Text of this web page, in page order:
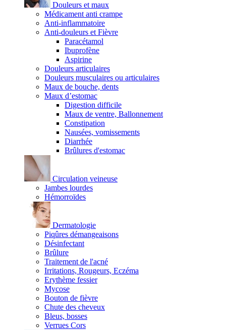
Douleurs et maux
Médicament anti crampe
Anti-inflammatoire
Anti-douleurs et Fièvre
Paracétamol
Ibuprofène
Aspirine
Douleurs articulaires
Douleurs musculaires ou articulaires
Maux de bouche, dents
Maux d’estomac
Digestion difficile
Maux de ventre, Ballonnement
Constipation
Nausées, vomissements
Diarrhée
Brûlures d'estomac
Circulation veineuse
Jambes lourdes
Hémorroïdes
Dermatologie
Piqûres démangeaisons
Désinfectant
Brûlure
Traitement de l'acné
Irritations, Rougeurs, Eczéma
Erythème fessier
Mycose
Bouton de fièvre
Chute des cheveux
Bleus, bosses
Verrues Cors